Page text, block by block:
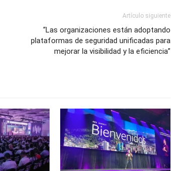
Artículo siguiente
“Las organizaciones están adoptando
plataformas de seguridad unificadas para
mejorar la visibilidad y la eficiencia”